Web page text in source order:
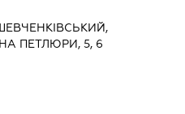
ПЕТЛЮРИ, 5, 6